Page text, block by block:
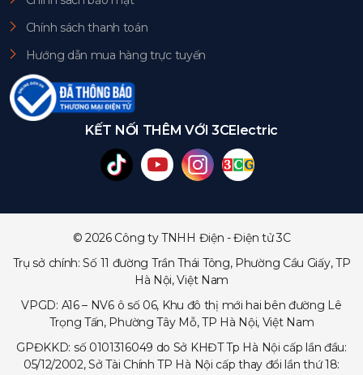
Chính sách thanh toán
Hướng dẫn mua hàng trực tuyến
KẾT NỐI THÊM VỚI 3CElectric
© 2026 Công ty TNHH Điện - Điện tử 3C
Trụ sở chính: Số 11 đường Trần Thái Tông, Phường Cầu Giấy, TP
Hà Nội, Việt Nam
VPGD: A16 – NV6 ô số 06, Khu đô thị mới hai bên đường Lê
Trọng Tấn, Phường Tây Mỗ, TP Hà Nội, Việt Nam
GPĐKKD: số 0101316049 do Sở KHĐT Tp Hà Nội cấp lần đầu:
05/12/2002, Sở Tài Chính TP Hà Nội cấp thay đổi lần thứ 18: